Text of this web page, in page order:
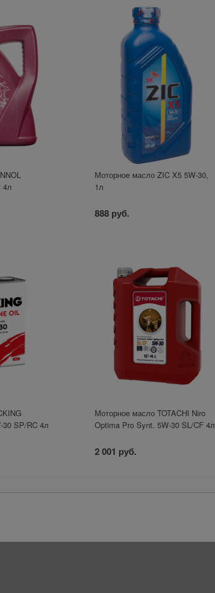
4л
Моторное масло ZIC X5 5W-30,
1л
888 руб.
30 SP/RC 4л
Моторное масло TOTACHI Niro
Optima Pro Synt. 5W-30 SL/CF 4л
2 001 руб.